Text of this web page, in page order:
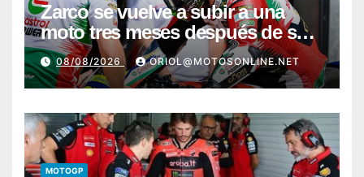
Zarco se vuelve a subir a una
moto tres meses después de su
grave lesión
08/08/2026 ORIOL@MOTOSONLINE.NET
MOTOGP